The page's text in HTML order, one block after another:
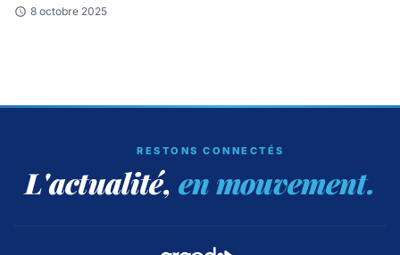
8 octobre 2025
RESTONS CONNECTÉS
L'actualité, en mouvement.